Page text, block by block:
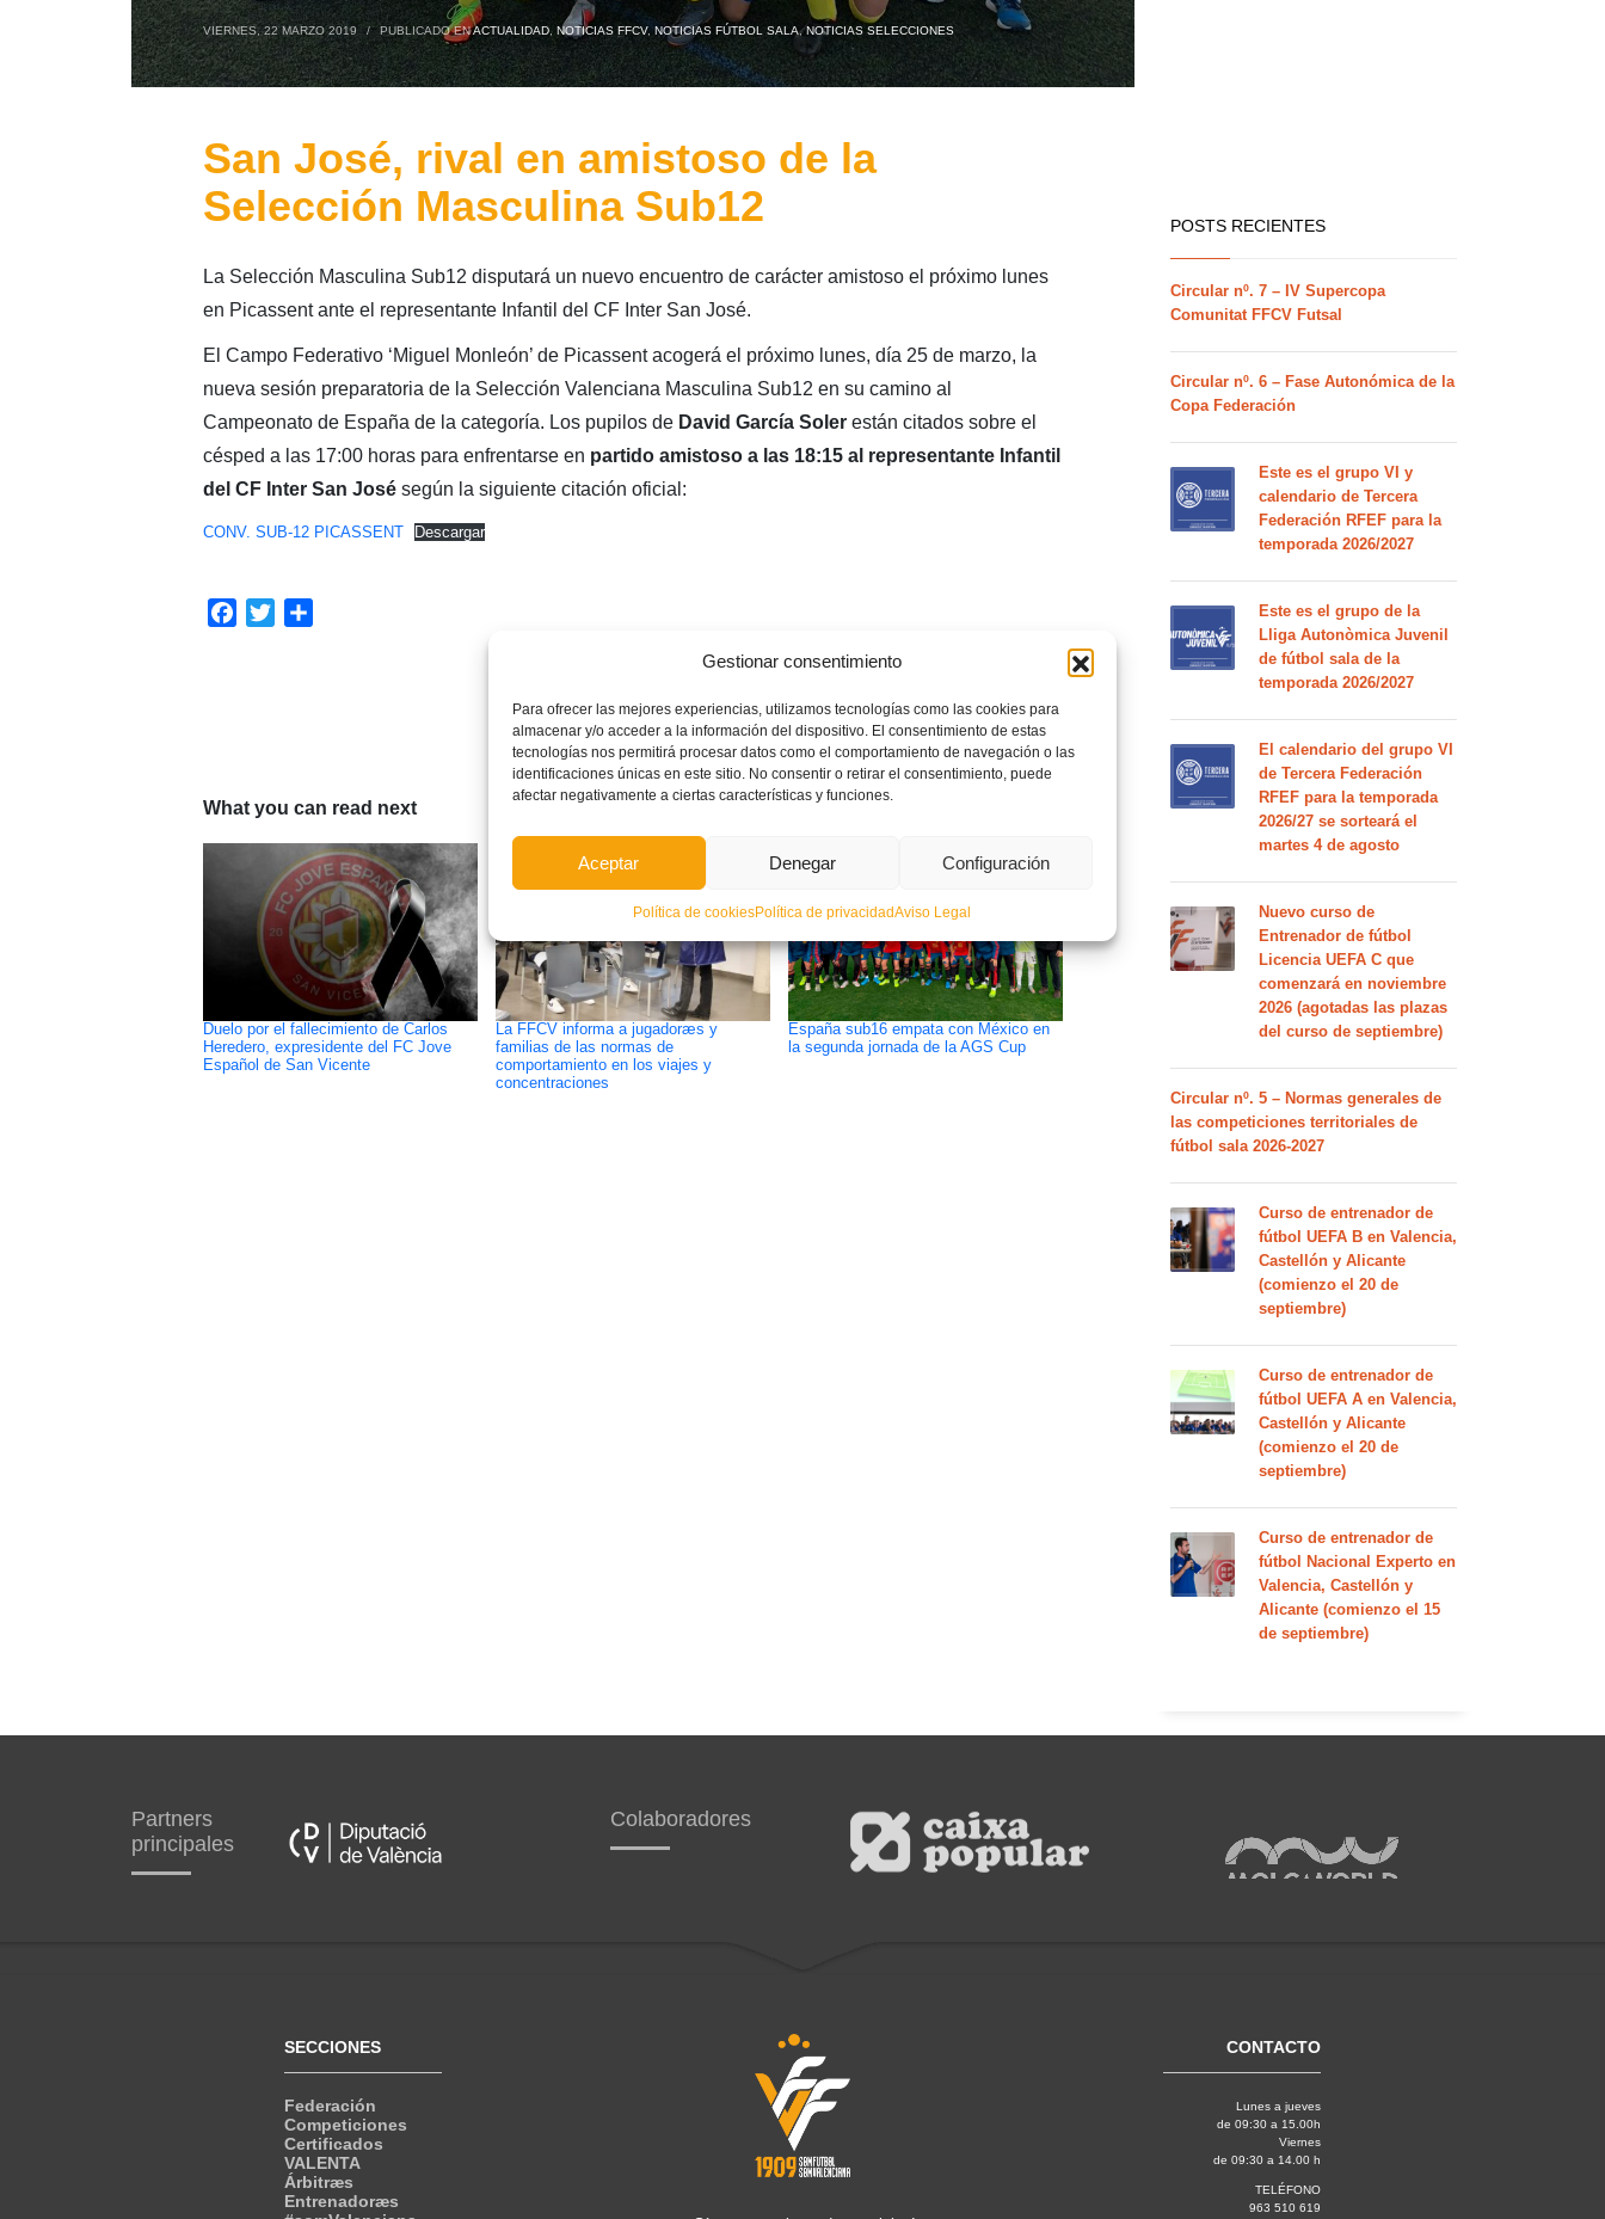
Gestionar consentimiento
Para ofrecer las mejores experiencias, utilizamos tecnologías como las cookies para
almacenar y/o acceder a la información del dispositivo. El consentimiento de estas
tecnologías nos permitirá procesar datos como el comportamiento de navegación o las
identificaciones únicas en este sitio. No consentir o retirar el consentimiento, puede
afectar negativamente a ciertas características y funciones.
Aceptar Denegar Configuración
Política de cookiesPolítica de privacidadAviso Legal
VIERNES, 22 MARZO 2019 / PUBLICADO ENACTUALIDAD, NOTICIAS FFCV, NOTICIAS FÚTBOL SALA,NOTICIAS SELECCIONES
San José, rival en amistoso de la
Selección Masculina Sub12
La Selección Masculina Sub12 disputará un nuevo encuentro de carácter amistoso el próximo lunes
en Picassent ante el representante Infantil del CF Inter San José.
El Campo Federativo ‘Miguel Monleón’ de Picassent acogerá el próximo lunes, día 25 de marzo, la
nueva sesión preparatoria de la Selección Valenciana Masculina Sub12 en su camino al
Campeonato de España de la categoría. Los pupilos de David García Solerestán citados sobre el
césped a las 17:00 horas para enfrentarse en partido amistoso a las 18:15 al representante Infantil
del CF Inter San José según la siguiente citación oficial:
CONV. SUB-12 PICASSENT Descargar
Facebook
Twitter
ETIQUETADO BAJO:
FEDERACIÓN FUTBOL COMUNITAT VALENCIANA
AMISTOSOS ,SELECCIÓN VALENCIANA ,SUB-12
What you can read next
Duelo por el fallecimiento de Carlos
Heredero, expresidente del FC Jove
Español de San Vicente
La FFCV informa a jugadoræs y
familias de las normas de
comportamiento en los viajes y
concentraciones
España sub16 empata con México en
la segunda jornada de la AGS Cup
POSTS RECIENTES
Circular nº. 7 – IV Supercopa
Comunitat FFCV Futsal
Circular nº. 6 – Fase Autonómica de la
Copa Federación
Este es el grupo VI y
calendario de Tercera
Federación RFEF para la
temporada 2026/2027
Este es el grupo de la
Lliga Autonòmica Juvenil
de fútbol sala de la
temporada 2026/2027
El calendario del grupo VI
de Tercera Federación
RFEF para la temporada
2026/27 se sorteará el
martes 4 de agosto
Nuevo curso de
Entrenador de fútbol
Licencia UEFA C que
comenzará en noviembre
2026 (agotadas las plazas
del curso de septiembre)
Circular nº. 5 – Normas generales de
las competiciones territoriales de
fútbol sala 2026-2027
Curso de entrenador de
fútbol UEFA B en Valencia,
Castellón y Alicante
(comienzo el 20 de
septiembre)
Curso de entrenador de
fútbol UEFA A en Valencia,
Castellón y Alicante
(comienzo el 20 de
septiembre)
Curso de entrenador de
fútbol Nacional Experto en
Valencia, Castellón y
Alicante (comienzo el 15
de septiembre)
Partners
principales
Colaboradores
SECCIONES
Federación
Competiciones
Certificados
VALENTA
Árbitræs
Entrenadoræs
CONTACTO
Lunes a jueves
de 09:30 a 15.00h
Viernes
de 09:30 a 14.00 h
TELÉFONO
963 510 619